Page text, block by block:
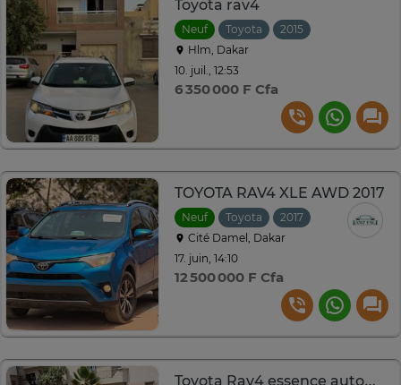
Toyota rav4
Neuf Toyota 2015
Hlm, Dakar
10. juil., 12:53
6 350 000 F Cfa
TOYOTA RAV4 XLE AWD 2017
Neuf Toyota 2017
Automatique
Cité Damel, Dakar
17. juin, 14:10
12 500 000 F Cfa
Toyota Rav4 essence automatique